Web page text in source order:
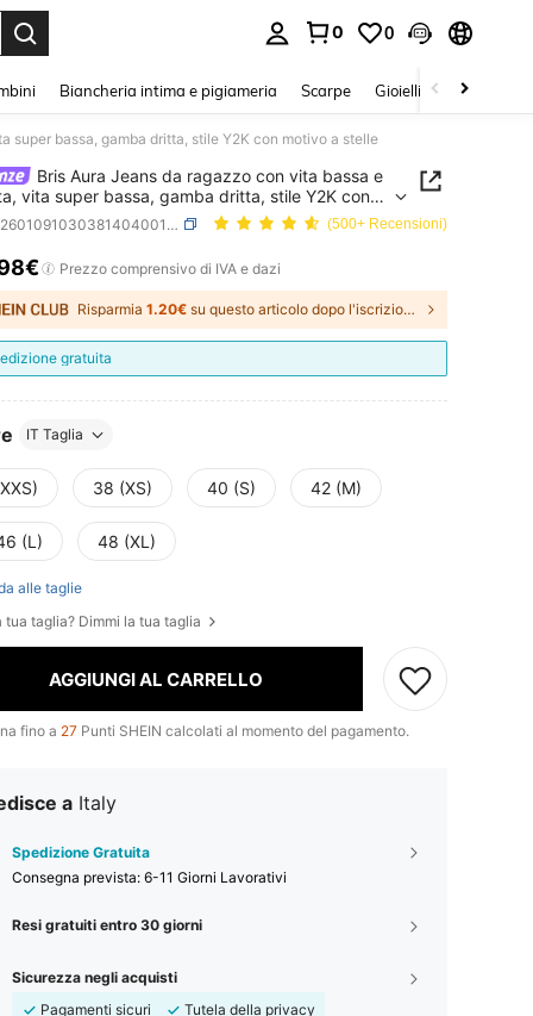
0 0
Biancheria intima e pigiameria Scarpe Gioielli E Accessori
super bassa, gamba dritta, stile Y2K con motivo a stelle
Bris Aura Jeans da ragazzo con vita bassa e
vita super bassa, gamba dritta, stile Y2K con
stelle
SKU: sz260109103038140400102 (500+ Recensioni)
AND AVAILABILITY
Prezzo comprensivo di IVA e dazi
Risparmia 1.20€ su questo articolo dopo l'iscrizione.
gratuita
IT Taglia
38 (XS) 40 (S) 42 (M)
(L) 48 (XL)
alle taglie
tua taglia? Dimmi la tua taglia
AGGIUNGI AL CARRELLO
fino a 27 Punti SHEIN calcolati al momento del pagamento.
a Italy
Spedizione Gratuita
Consegna prevista: 6-11 Giorni Lavorativi
Resi gratuiti entro 30 giorni
Sicurezza negli acquisti
Pagamenti sicuri
Tutela della privacy